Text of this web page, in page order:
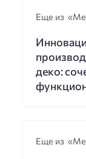
Еще из
деко:
Еще из